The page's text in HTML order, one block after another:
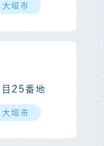
大垣市
２５番地
大垣市